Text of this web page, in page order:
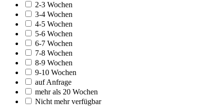
2-3 Wochen
3-4 Wochen
4-5 Wochen
5-6 Wochen
6-7 Wochen
7-8 Wochen
8-9 Wochen
9-10 Wochen
auf Anfrage
mehr als 20 Wochen
Nicht mehr verfügbar